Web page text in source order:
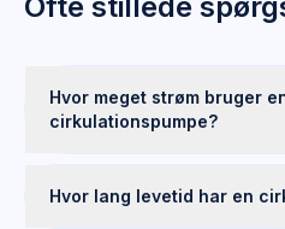
Hvor meget strøm bruger
cirkulationspumpe?
Hvor lang levetid har en